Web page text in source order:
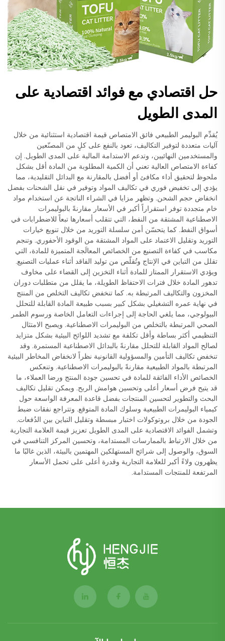
حل اقتصادي مع فوائد اقتصادية على
المدى الطويل
يُقدِّم البوليمر الطبيعي فائق الامتصاص قيمة اقتصادية استثنائية من خلال
آليات متعددة لتوفير التكاليف، تعود بالنفع على كلٍ من المصنّعين
والمستخدمين النهائيين، وتدعم الاستدامة المالية على المدى الطويل. إن
كفاءة الامتصاص العالية تعني أن الكمية المطلوبة من المادة أقل بشكل
ملحوظ لتحقيق أداء مكافئ أو أفضل بالمقارنة مع البدائل التقليدية، مما
يؤدي إلى تخفيض فوري في تكاليف المواد وتوفير في نقل الشحنات بفضل
انخفاض حجم الشحن. وتظهر مزايا في الشراء الناتجة عن استخدام مواد
خام متجددة توفر استقراراً أكبر في الأسعار مقارنةً بالبوليمرات
الاصطناعية المشتقة من النفط، التي تتقلب أسعارها تبعاً للاضطرابات في
أسواق النفط. كما يتحسّن أمن سلسلة التوريد من خلال تنويع خيارات
التوريد وتقليل الاعتماد على المواد المشتقة من الوقود الأحفوري. وتنجم
مكاسب في كفاءة التصنيع من الخصائص المعالَجة المتميزة للمادة، التي
تقلل من التباين في الإنتاج وتُقلّص من توليد الفاقد أثناء عمليات التصنيع.
ويؤدي الاستقرار الممتاز للمادة أثناء التخزين إلى القضاء على مخاوف
تدهور المادة خلال فترات الاحتفاظ الطويلة، ما يقلل من متطلبات دوران
المخزون والتكاليف المرتبطة به. كما تنخفض تكاليف التخلص من المنتج
في نهاية عمره التشغيلي بشكل كبير بسبب طبيعة المادة القابلة للتحلل
البيولوجي، مما يلغي الحاجة إلى إجراءات التعامل الخاصة ورسوم الطمر
الصحي المرتبطة بالتخلص من البوليمرات الاصطناعية. ويصبح الامتثال
التنظيمي أكثر بساطة وأقل تكلفة مع تشديد اللوائح البيئية بشكل متزايد
لصالح المواد القابلة للتحلل مقارنةً بالبدائل الاصطناعية المستمرة. وقد
تنخفض تكاليف التأمين والمسؤولية القانونية نظراً لانخفاض المخاطر البيئية
المرتبطة بالمواد الطبيعية مقارنةً بالبوليمرات الاصطناعية. وتنعكس
الخصائص الأداء الفائقة للمادة في تحسين جودة المنتج ورضا العملاء، ما
قد يتيح فرض أسعار أعلى وتحسين هوامش الربح. ويمكن تقليل تكاليف
البحث والتطوير لتحسين المنتجات بفضل قاعدة المعرفة الواسعة حول
كيمياء البوليمرات الطبيعية وسلوك المادة المتوقع. وتتراجع نفقات ضبط
الجودة من خلال بروتوكولات اختبار مبسطة وتقليل التباين بين الدُفعات.
وتشمل الفوائد الاقتصادية على المدى الطويل تعزيز قيمة العلامة التجارية
من خلال الارتباط بالممارسات المستدامة، وتحسين المركز التنافسي في
السوق، والوصول إلى شرائح المستهلكين المهتمين بالبيئة، الذين غالبًا ما
يظهرون ولاءً أكبر للعلامة التجارية وقدرة أعلى على تحمل الأسعار
المرتفعة للمنتجات المستدامة.